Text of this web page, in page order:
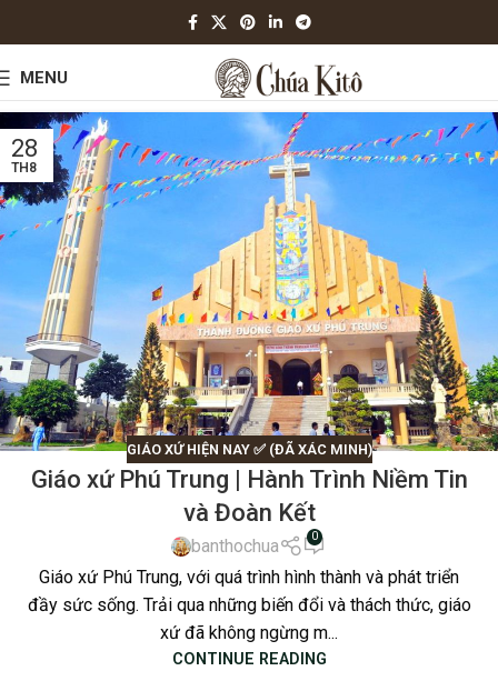
MENU
28
TH8
GIÁO XỨ HIỆN NAY ✅ (ĐÃ XÁC MINH)
Giáo xứ Phú Trung | Hành Trình Niềm Tin
và Đoàn Kết
banthochua 0
Giáo xứ Phú Trung, với quá trình hình thành và phát triển
đầy sức sống. Trải qua những biến đổi và thách thức, giáo
xứ đã không ngừng m...
CONTINUE READING